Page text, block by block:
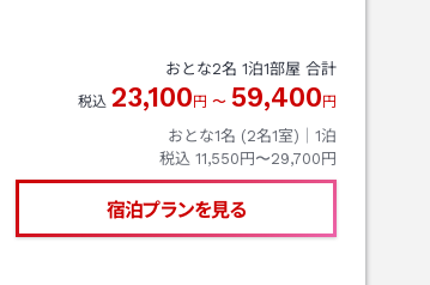
おとな2名 1泊1部屋 合計
税込 23,100 円 〜 59,400 円
おとな1名 (2名1室)｜ 1泊
税込 11,550円〜29,700円
宿泊プランを見る